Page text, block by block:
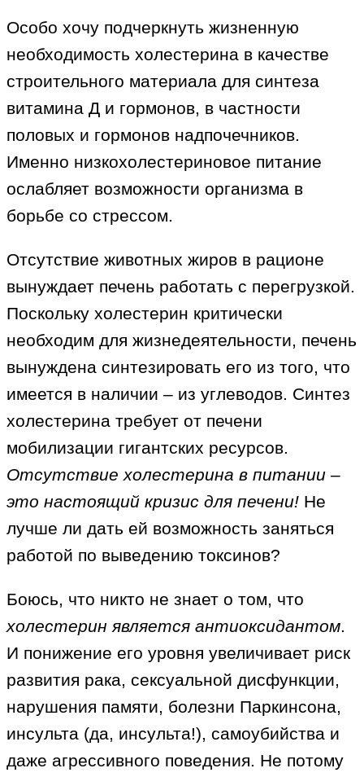
Особо хочу подчеркнуть жизненную
необходимость холестерина в качестве
строительного материала для синтеза
витамина Д и гормонов, в частности
половых и гормонов надпочечников.
Именно низкохолестериновое питание
ослабляет возможности организма в
борьбе со стрессом.
Отсутствие животных жиров в рационе
вынуждает печень работать с перегрузкой.
Поскольку холестерин критически
необходим для жизнедеятельности, печень
вынуждена синтезировать его из того, что
имеется в наличии – из углеводов. Синтез
холестерина требует от печени
мобилизации гигантских ресурсов.
Отсутствие холестерина в питании –
это настоящий кризис для печени! Не
лучше ли дать ей возможность заняться
работой по выведению токсинов?
Боюсь, что никто не знает о том, что
холестерин является антиоксидантом
И понижение его уровня увеличивает риск
развития рака, сексуальной дисфункции,
нарушения памяти, болезни Паркинсона,
инсульта (да, инсульта!), самоубийства и
даже агрессивного поведения. Не потому